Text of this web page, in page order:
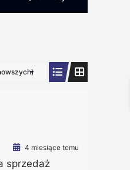
4 miesiące temu
sprzedaż